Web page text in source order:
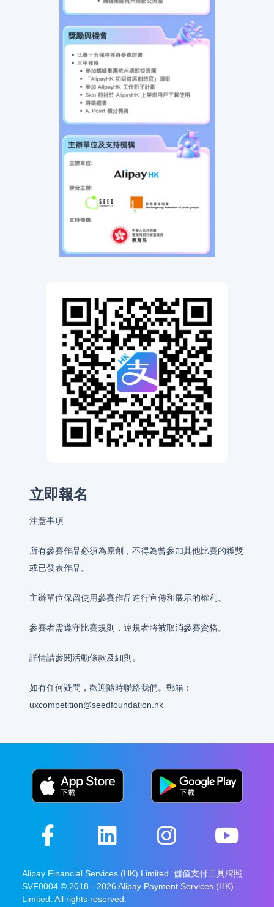
立即報名
注意事項
所有參賽作品必須為原創，不得為曾參加其他比賽的獲獎
或已發表作品。
主辦單位保留使用參賽作品進行宣傳和展示的權利。
參賽者需遵守比賽規則，違規者將被取消參賽資格。
詳情請參閱活動條款及細則。
如有任何疑問，歡迎隨時聯絡我們。郵箱：
uxcompetition@seedfoundation.hk
Alipay Financial Services (HK) Limited. 儲值支付工具牌照
SVF0004 © 2018 - 2026 Alipay Payment Services (HK)
Limited. All rights reserved.